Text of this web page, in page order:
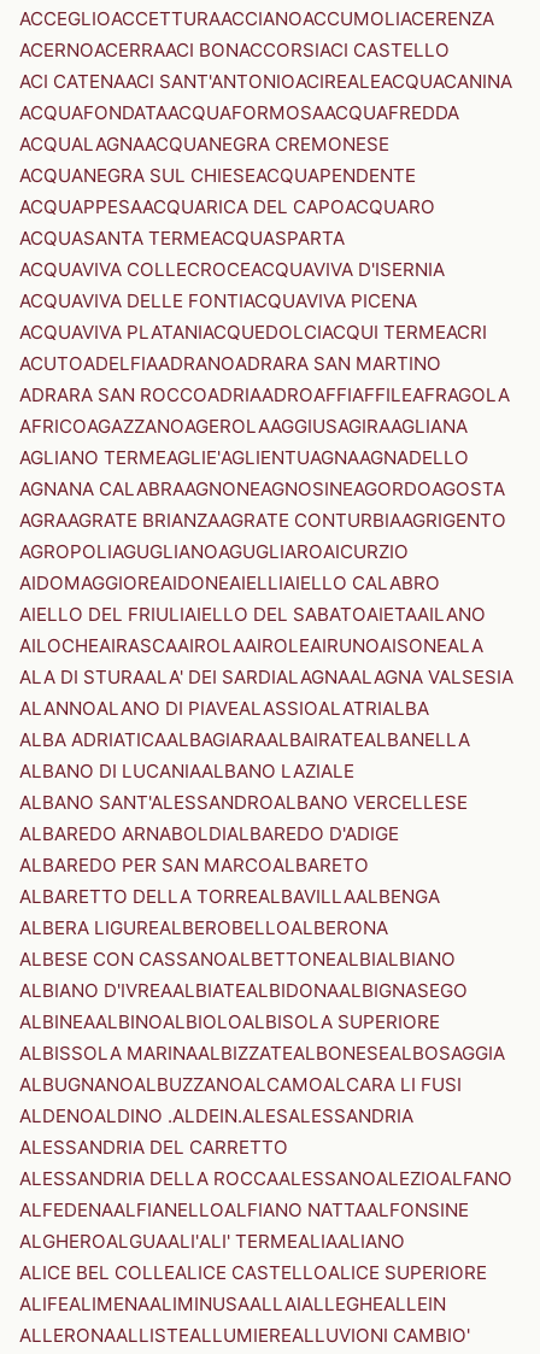
ACCEGLIOACCETTURAACCIANOACCUMOLIACERENZA
ACERNOACERRAACI BONACCORSIACI CASTELLO
ACI CATENAACI SANT'ANTONIOACIREALEACQUACANINA
ACQUAFONDATAACQUAFORMOSAACQUAFREDDA
ACQUALAGNAACQUANEGRA CREMONESE
ACQUANEGRA SUL CHIESEACQUAPENDENTE
ACQUAPPESAACQUARICA DEL CAPOACQUARO
ACQUASANTA TERMEACQUASPARTA
ACQUAVIVA COLLECROCEACQUAVIVA D'ISERNIA
ACQUAVIVA DELLE FONTIACQUAVIVA PICENA
ACQUAVIVA PLATANIACQUEDOLCIACQUI TERMEACRI
ACUTOADELFIAADRANOADRARA SAN MARTINO
ADRARA SAN ROCCOADRIAADROAFFIAFFILEAFRAGOLA
AFRICOAGAZZANOAGEROLAAGGIUSAGIRAAGLIANA
AGLIANO TERMEAGLIE'AGLIENTUAGNAAGNADELLO
AGNANA CALABRAAGNONEAGNOSINEAGORDOAGOSTA
AGRAAGRATE BRIANZAAGRATE CONTURBIAAGRIGENTO
AGROPOLIAGUGLIANOAGUGLIAROAICURZIO
AIDOMAGGIOREAIDONEAIELLIAIELLO CALABRO
AIELLO DEL FRIULIAIELLO DEL SABATOAIETAAILANO
AILOCHEAIRASCAAIROLAAIROLEAIRUNOAISONEALA
ALA DI STURAALA' DEI SARDIALAGNAALAGNA VALSESIA
ALANNOALANO DI PIAVEALASSIOALATRIALBA
ALBA ADRIATICAALBAGIARAALBAIRATEALBANELLA
ALBANO DI LUCANIAALBANO LAZIALE
ALBANO SANT'ALESSANDROALBANO VERCELLESE
ALBAREDO ARNABOLDIALBAREDO D'ADIGE
ALBAREDO PER SAN MARCOALBARETO
ALBARETTO DELLA TORREALBAVILLAALBENGA
ALBERA LIGUREALBEROBELLOALBERONA
ALBESE CON CASSANOALBETTONEALBIALBIANO
ALBIANO D'IVREAALBIATEALBIDONAALBIGNASEGO
ALBINEAALBINOALBIOLOALBISOLA SUPERIORE
ALBISSOLA MARINAALBIZZATEALBONESEALBOSAGGIA
ALBUGNANOALBUZZANOALCAMOALCARA LI FUSI
ALDENOALDINO .ALDEIN.ALESALESSANDRIA
ALESSANDRIA DEL CARRETTO
ALESSANDRIA DELLA ROCCAALESSANOALEZIOALFANO
ALFEDENAALFIANELLOALFIANO NATTAALFONSINE
ALGHEROALGUAALI'ALI' TERMEALIAALIANO
ALICE BEL COLLEALICE CASTELLOALICE SUPERIORE
ALIFEALIMENAALIMINUSAALLAIALLEGHEALLEIN
ALLERONAALLISTEALLUMIEREALLUVIONI CAMBIO'